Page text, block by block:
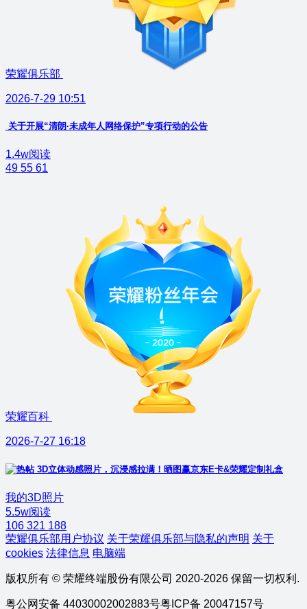
荣耀俱乐部
2026-7-29 10:51
关于开展“清朗·未成年人网络保护”专项行动的公告
1.4w阅读
49 55 61
荣耀百科
2026-7-27 16:18
3D立体动感照片，沉浸感拉满！晒图赢京东E卡&荣耀定制礼盒
我的3D照片
5.5w阅读
106 321 188
荣耀俱乐部用户协议 关于荣耀俱乐部与隐私的声明 关于
cookies 法律信息 电脑端
版权所有 © 荣耀终端股份有限公司 2020-2026 保留一切权利.
粤公网安备 44030002002883号粤ICP备 20047157号